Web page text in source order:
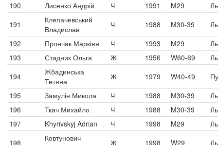
190
Лисенко Андрій Ч 1991 M29
191
Клепачевський
Владислав
Ч 1988 M30-39
192
Прончак Маркіян Ч 1993 M29
193
Стадник Ольга Ж 1956 W60-69
194
Жбадинська
Тетяна
Ж 1979 W40-49
195
Замулін Микола Ч 1988 M30-39
196
Ткач Михайло Ч 1988 M30-39
197
Khyrivskyj Adrian Ч 1998 M29
198
Ковтунович
Ж 1998 W29